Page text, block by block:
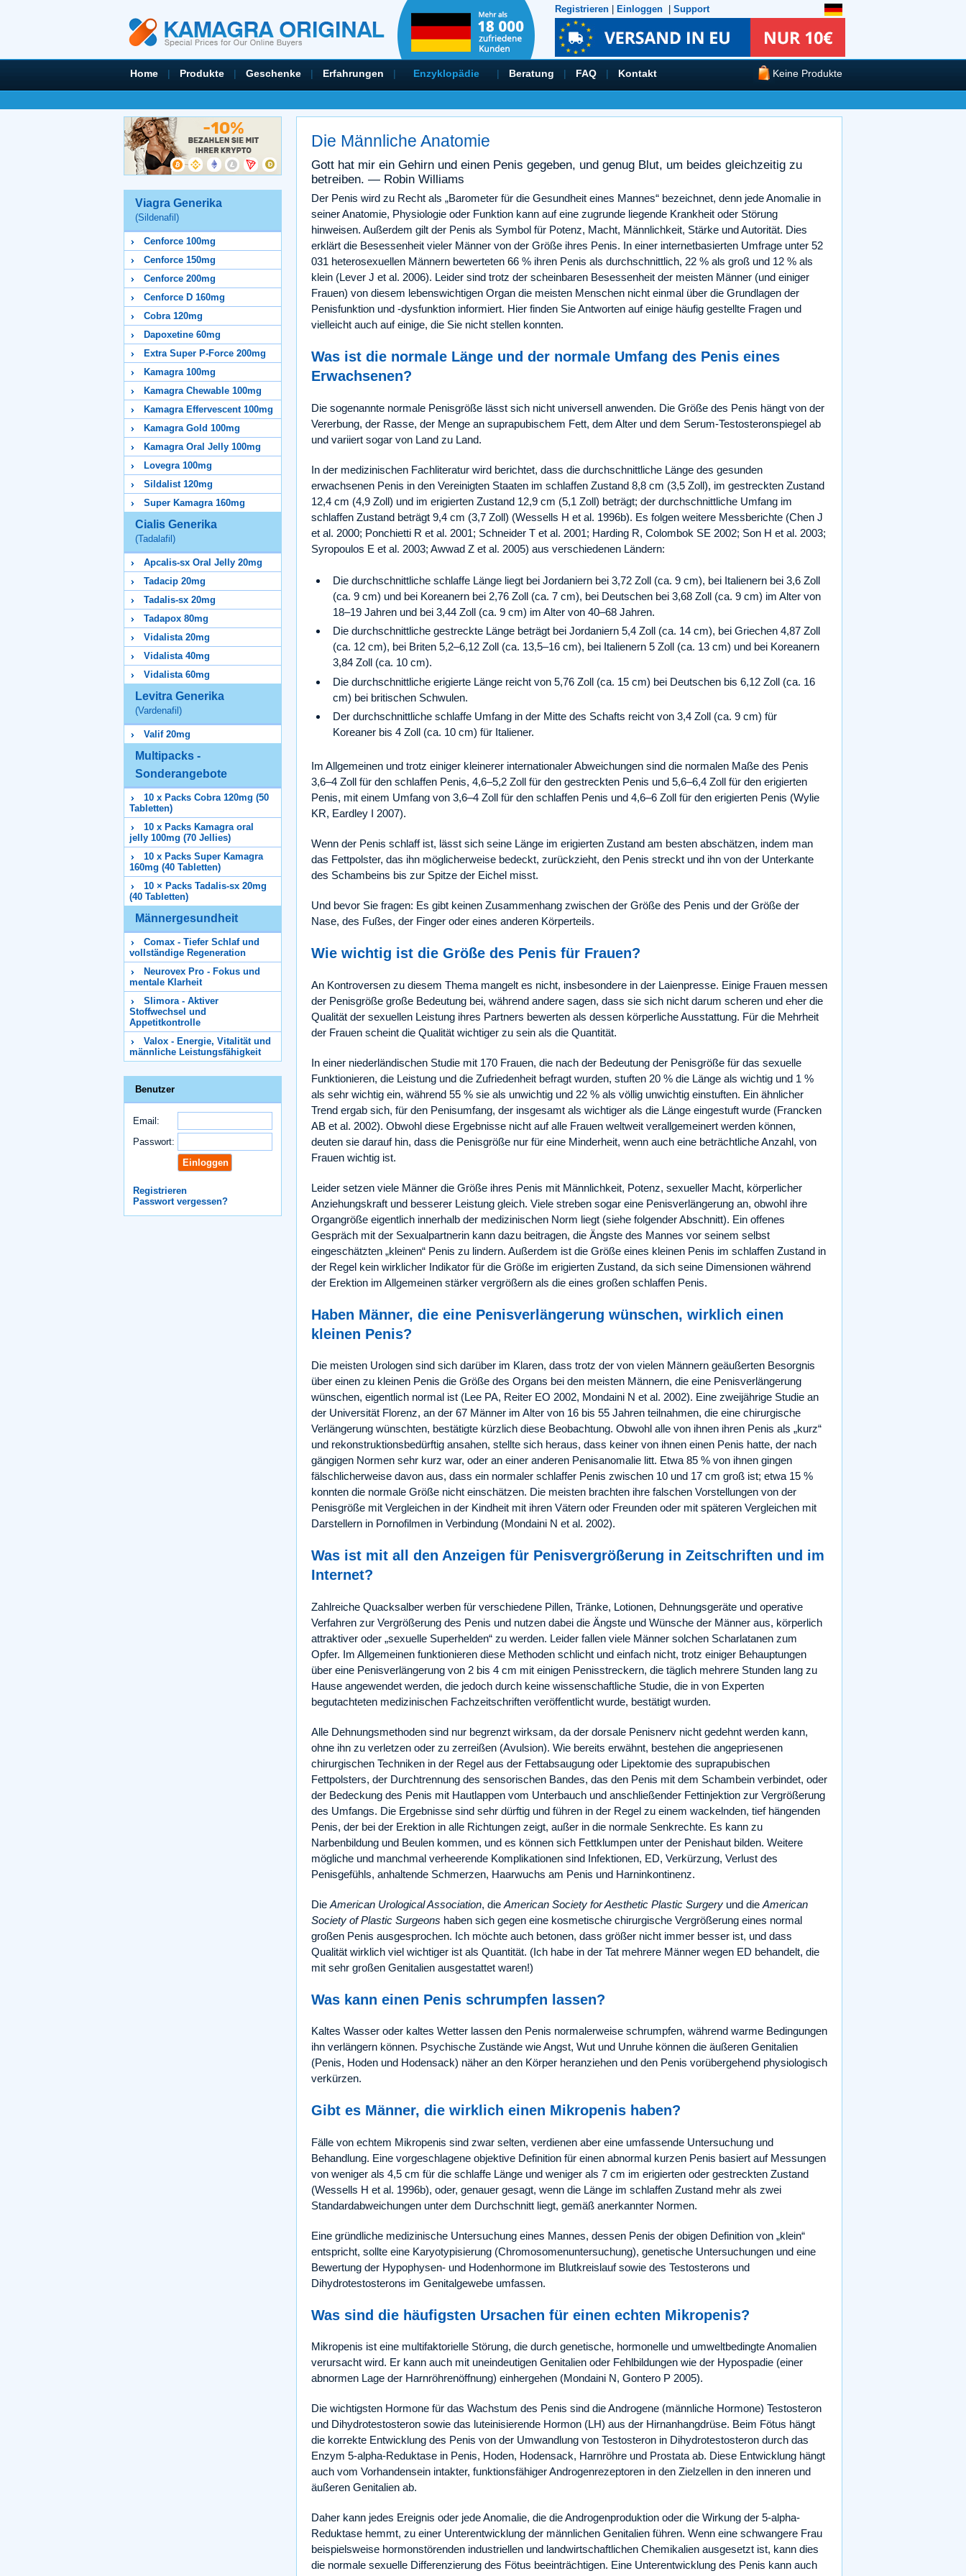
Registrieren Einloggen Support
Home | Produkte | Geschenke | Erfahrungen | Enzyklopädie | Beratung | FAQ | Kontakt Keine Produkte
Viagra Generika
(Sildenafil)
Cenforce 100mg
Cenforce 150mg
Cenforce 200mg
Cenforce D 160mg
Cobra 120mg
Dapoxetine 60mg
Extra Super P-Force 200mg
Kamagra 100mg
Kamagra Chewable 100mg
Kamagra Effervescent 100mg
Kamagra Gold 100mg
Kamagra Oral Jelly 100mg
Lovegra 100mg
Sildalist 120mg
Super Kamagra 160mg
Cialis Generika
(Tadalafil)
Apcalis-sx Oral Jelly 20mg
Tadacip 20mg
Tadalis-sx 20mg
Tadapox 80mg
Vidalista 20mg
Vidalista 40mg
Vidalista 60mg
Levitra Generika
(Vardenafil)
Valif 20mg
Multipacks -
Sonderangebote
10 x Packs Cobra 120mg (50
Tabletten)
10 x Packs Kamagra oral
jelly 100mg (70 Jellies)
10 x Packs Super Kamagra
160mg (40 Tabletten)
10 × Packs Tadalis-sx 20mg
(40 Tabletten)
Männergesundheit
Comax - Tiefer Schlaf und
vollständige Regeneration
Neurovex Pro - Fokus und
mentale Klarheit
Slimora - Aktiver
Stoffwechsel und
Appetitkontrolle
Valox - Energie, Vitalität und
männliche Leistungsfähigkeit
Benutzer
Email:
Passwort:
Registrieren
Passwort vergessen?
Die Männliche Anatomie
Gott hat mir ein Gehirn und einen Penis gegeben, und genug Blut, um beides gleichzeitig zu
betreiben. — Robin Williams
Der Penis wird zu Recht als „Barometer für die Gesundheit eines Mannes“ bezeichnet, denn jede Anomalie in
seiner Anatomie, Physiologie oder Funktion kann auf eine zugrunde liegende Krankheit oder Störung
hinweisen. Außerdem gilt der Penis als Symbol für Potenz, Macht, Männlichkeit, Stärke und Autorität. Dies
erklärt die Besessenheit vieler Männer von der Größe ihres Penis. In einer internetbasierten Umfrage unter 52
031 heterosexuellen Männern bewerteten 66 % ihren Penis als durchschnittlich, 22 % als groß und 12 % als
klein (Lever J et al. 2006). Leider sind trotz der scheinbaren Besessenheit der meisten Männer (und einiger
Frauen) von diesem lebenswichtigen Organ die meisten Menschen nicht einmal über die Grundlagen der
Penisfunktion und -dysfunktion informiert. Hier finden Sie Antworten auf einige häufig gestellte Fragen und
vielleicht auch auf einige, die Sie nicht stellen konnten.
Was ist die normale Länge und der normale Umfang des Penis eines
Erwachsenen?
Die sogenannte normale Penisgröße lässt sich nicht universell anwenden. Die Größe des Penis hängt von der
Vererbung, der Rasse, der Menge an suprapubischem Fett, dem Alter und dem Serum-Testosteronspiegel ab
und variiert sogar von Land zu Land.
In der medizinischen Fachliteratur wird berichtet, dass die durchschnittliche Länge des gesunden
erwachsenen Penis in den Vereinigten Staaten im schlaffen Zustand 8,8 cm (3,5 Zoll), im gestreckten Zustand
12,4 cm (4,9 Zoll) und im erigierten Zustand 12,9 cm (5,1 Zoll) beträgt; der durchschnittliche Umfang im
schlaffen Zustand beträgt 9,4 cm (3,7 Zoll) (Wessells H et al. 1996b). Es folgen weitere Messberichte (Chen J
et al. 2000; Ponchietti R et al. 2001; Schneider T et al. 2001; Harding R, Colombok SE 2002; Son H et al. 2003;
Syropoulos E et al. 2003; Awwad Z et al. 2005) aus verschiedenen Ländern:
Die durchschnittliche schlaffe Länge liegt bei Jordaniern bei 3,72 Zoll (ca. 9 cm), bei Italienern bei 3,6 Zoll
(ca. 9 cm) und bei Koreanern bei 2,76 Zoll (ca. 7 cm), bei Deutschen bei 3,68 Zoll (ca. 9 cm) im Alter von
18–19 Jahren und bei 3,44 Zoll (ca. 9 cm) im Alter von 40–68 Jahren.
Die durchschnittliche gestreckte Länge beträgt bei Jordaniern 5,4 Zoll (ca. 14 cm), bei Griechen 4,87 Zoll
(ca. 12 cm), bei Briten 5,2–6,12 Zoll (ca. 13,5–16 cm), bei Italienern 5 Zoll (ca. 13 cm) und bei Koreanern
3,84 Zoll (ca. 10 cm).
Die durchschnittliche erigierte Länge reicht von 5,76 Zoll (ca. 15 cm) bei Deutschen bis 6,12 Zoll (ca. 16
cm) bei britischen Schwulen.
Der durchschnittliche schlaffe Umfang in der Mitte des Schafts reicht von 3,4 Zoll (ca. 9 cm) für
Koreaner bis 4 Zoll (ca. 10 cm) für Italiener.
Im Allgemeinen und trotz einiger kleinerer internationaler Abweichungen sind die normalen Maße des Penis
3,6–4 Zoll für den schlaffen Penis, 4,6–5,2 Zoll für den gestreckten Penis und 5,6–6,4 Zoll für den erigierten
Penis, mit einem Umfang von 3,6–4 Zoll für den schlaffen Penis und 4,6–6 Zoll für den erigierten Penis (Wylie
KR, Eardley I 2007).
Wenn der Penis schlaff ist, lässt sich seine Länge im erigierten Zustand am besten abschätzen, indem man
das Fettpolster, das ihn möglicherweise bedeckt, zurückzieht, den Penis streckt und ihn von der Unterkante
des Schambeins bis zur Spitze der Eichel misst.
Und bevor Sie fragen: Es gibt keinen Zusammenhang zwischen der Größe des Penis und der Größe der
Nase, des Fußes, der Finger oder eines anderen Körperteils.
Wie wichtig ist die Größe des Penis für Frauen?
An Kontroversen zu diesem Thema mangelt es nicht, insbesondere in der Laienpresse. Einige Frauen messen
der Penisgröße große Bedeutung bei, während andere sagen, dass sie sich nicht darum scheren und eher die
Qualität der sexuellen Leistung ihres Partners bewerten als dessen körperliche Ausstattung. Für die Mehrheit
der Frauen scheint die Qualität wichtiger zu sein als die Quantität.
In einer niederländischen Studie mit 170 Frauen, die nach der Bedeutung der Penisgröße für das sexuelle
Funktionieren, die Leistung und die Zufriedenheit befragt wurden, stuften 20 % die Länge als wichtig und 1 %
als sehr wichtig ein, während 55 % sie als unwichtig und 22 % als völlig unwichtig einstuften. Ein ähnlicher
Trend ergab sich, für den Penisumfang, der insgesamt als wichtiger als die Länge eingestuft wurde (Francken
AB et al. 2002). Obwohl diese Ergebnisse nicht auf alle Frauen weltweit verallgemeinert werden können,
deuten sie darauf hin, dass die Penisgröße nur für eine Minderheit, wenn auch eine beträchtliche Anzahl, von
Frauen wichtig ist.
Leider setzen viele Männer die Größe ihres Penis mit Männlichkeit, Potenz, sexueller Macht, körperlicher
Anziehungskraft und besserer Leistung gleich. Viele streben sogar eine Penisverlängerung an, obwohl ihre
Organgröße eigentlich innerhalb der medizinischen Norm liegt (siehe folgender Abschnitt). Ein offenes
Gespräch mit der Sexualpartnerin kann dazu beitragen, die Ängste des Mannes vor seinem selbst
eingeschätzten „kleinen“ Penis zu lindern. Außerdem ist die Größe eines kleinen Penis im schlaffen Zustand in
der Regel kein wirklicher Indikator für die Größe im erigierten Zustand, da sich seine Dimensionen während
der Erektion im Allgemeinen stärker vergrößern als die eines großen schlaffen Penis.
Haben Männer, die eine Penisverlängerung wünschen, wirklich einen
kleinen Penis?
Die meisten Urologen sind sich darüber im Klaren, dass trotz der von vielen Männern geäußerten Besorgnis
über einen zu kleinen Penis die Größe des Organs bei den meisten Männern, die eine Penisverlängerung
wünschen, eigentlich normal ist (Lee PA, Reiter EO 2002, Mondaini N et al. 2002). Eine zweijährige Studie an
der Universität Florenz, an der 67 Männer im Alter von 16 bis 55 Jahren teilnahmen, die eine chirurgische
Verlängerung wünschten, bestätigte kürzlich diese Beobachtung. Obwohl alle von ihnen ihren Penis als „kurz“
und rekonstruktionsbedürftig ansahen, stellte sich heraus, dass keiner von ihnen einen Penis hatte, der nach
gängigen Normen sehr kurz war, oder an einer anderen Penisanomalie litt. Etwa 85 % von ihnen gingen
fälschlicherweise davon aus, dass ein normaler schlaffer Penis zwischen 10 und 17 cm groß ist; etwa 15 %
konnten die normale Größe nicht einschätzen. Die meisten brachten ihre falschen Vorstellungen von der
Penisgröße mit Vergleichen in der Kindheit mit ihren Vätern oder Freunden oder mit späteren Vergleichen mit
Darstellern in Pornofilmen in Verbindung (Mondaini N et al. 2002).
Was ist mit all den Anzeigen für Penisvergrößerung in Zeitschriften und im
Internet?
Zahlreiche Quacksalber werben für verschiedene Pillen, Tränke, Lotionen, Dehnungsgeräte und operative
Verfahren zur Vergrößerung des Penis und nutzen dabei die Ängste und Wünsche der Männer aus, körperlich
attraktiver oder „sexuelle Superhelden“ zu werden. Leider fallen viele Männer solchen Scharlatanen zum
Opfer. Im Allgemeinen funktionieren diese Methoden schlicht und einfach nicht, trotz einiger Behauptungen
über eine Penisverlängerung von 2 bis 4 cm mit einigen Penisstreckern, die täglich mehrere Stunden lang zu
Hause angewendet werden, die jedoch durch keine wissenschaftliche Studie, die in von Experten
begutachteten medizinischen Fachzeitschriften veröffentlicht wurde, bestätigt wurden.
Alle Dehnungsmethoden sind nur begrenzt wirksam, da der dorsale Penisnerv nicht gedehnt werden kann,
ohne ihn zu verletzen oder zu zerreißen (Avulsion). Wie bereits erwähnt, bestehen die angepriesenen
chirurgischen Techniken in der Regel aus der Fettabsaugung oder Lipektomie des suprapubischen
Fettpolsters, der Durchtrennung des sensorischen Bandes, das den Penis mit dem Schambein verbindet, oder
der Bedeckung des Penis mit Hautlappen vom Unterbauch und anschließender Fettinjektion zur Vergrößerung
des Umfangs. Die Ergebnisse sind sehr dürftig und führen in der Regel zu einem wackelnden, tief hängenden
Penis, der bei der Erektion in alle Richtungen zeigt, außer in die normale Senkrechte. Es kann zu
Narbenbildung und Beulen kommen, und es können sich Fettklumpen unter der Penishaut bilden. Weitere
mögliche und manchmal verheerende Komplikationen sind Infektionen, ED, Verkürzung, Verlust des
Penisgefühls, anhaltende Schmerzen, Haarwuchs am Penis und Harninkontinenz.
Die American Urological Association, die American Society for Aesthetic Plastic Surgery und die American
Society of Plastic Surgeons haben sich gegen eine kosmetische chirurgische Vergrößerung eines normal
großen Penis ausgesprochen. Ich möchte auch betonen, dass größer nicht immer besser ist, und dass
Qualität wirklich viel wichtiger ist als Quantität. (Ich habe in der Tat mehrere Männer wegen ED behandelt, die
mit sehr großen Genitalien ausgestattet waren!)
Was kann einen Penis schrumpfen lassen?
Kaltes Wasser oder kaltes Wetter lassen den Penis normalerweise schrumpfen, während warme Bedingungen
ihn verlängern können. Psychische Zustände wie Angst, Wut und Unruhe können die äußeren Genitalien
(Penis, Hoden und Hodensack) näher an den Körper heranziehen und den Penis vorübergehend physiologisch
verkürzen.
Gibt es Männer, die wirklich einen Mikropenis haben?
Fälle von echtem Mikropenis sind zwar selten, verdienen aber eine umfassende Untersuchung und
Behandlung. Eine vorgeschlagene objektive Definition für einen abnormal kurzen Penis basiert auf Messungen
von weniger als 4,5 cm für die schlaffe Länge und weniger als 7 cm im erigierten oder gestreckten Zustand
(Wessells H et al. 1996b), oder, genauer gesagt, wenn die Länge im schlaffen Zustand mehr als zwei
Standardabweichungen unter dem Durchschnitt liegt, gemäß anerkannter Normen.
Eine gründliche medizinische Untersuchung eines Mannes, dessen Penis der obigen Definition von „klein“
entspricht, sollte eine Karyotypisierung (Chromosomenuntersuchung), genetische Untersuchungen und eine
Bewertung der Hypophysen- und Hodenhormone im Blutkreislauf sowie des Testosterons und
Dihydrotestosterons im Genitalgewebe umfassen.
Was sind die häufigsten Ursachen für einen echten Mikropenis?
Mikropenis ist eine multifaktorielle Störung, die durch genetische, hormonelle und umweltbedingte Anomalien
verursacht wird. Er kann auch mit uneindeutigen Genitalien oder Fehlbildungen wie der Hypospadie (einer
abnormen Lage der Harnröhrenöffnung) einhergehen (Mondaini N, Gontero P 2005).
Die wichtigsten Hormone für das Wachstum des Penis sind die Androgene (männliche Hormone) Testosteron
und Dihydrotestosteron sowie das luteinisierende Hormon (LH) aus der Hirnanhangdrüse. Beim Fötus hängt
die korrekte Entwicklung des Penis von der Umwandlung von Testosteron in Dihydrotestosteron durch das
Enzym 5-alpha-Reduktase in Penis, Hoden, Hodensack, Harnröhre und Prostata ab. Diese Entwicklung hängt
auch vom Vorhandensein intakter, funktionsfähiger Androgenrezeptoren in den Zielzellen in den inneren und
äußeren Genitalien ab.
Daher kann jedes Ereignis oder jede Anomalie, die die Androgenproduktion oder die Wirkung der 5-alpha-
Reduktase hemmt, zu einer Unterentwicklung der männlichen Genitalien führen. Wenn eine schwangere Frau
beispielsweise hormonstörenden industriellen und landwirtschaftlichen Chemikalien ausgesetzt ist, kann dies
die normale sexuelle Differenzierung des Fötus beeinträchtigen. Eine Unterentwicklung des Penis kann auch